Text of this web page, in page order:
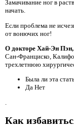
Замачивание ног в
начать.
Если проблема не
от вонючих ног!
О докторе Хай-Эн Пэн,
Сан-Франциско,
трехлетнюю
Была ли эта
Да Нет
Как